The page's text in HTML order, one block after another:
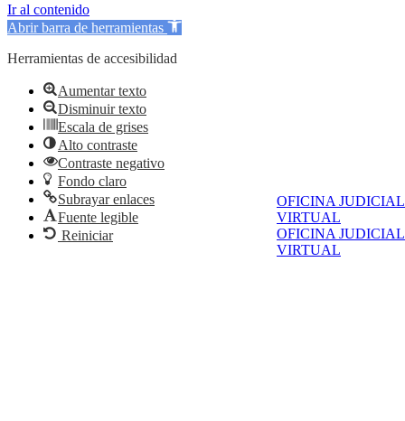
OFICINA JUDICIAL
VIRTUAL
OFICINA JUDICIAL
VIRTUAL
Ir al contenido
Abrir barra de herramientas
Herramientas de accesibilidad
Aumentar texto
Disminuir texto
Escala de grises
Alto contraste
Contraste negativo
Fondo claro
Subrayar enlaces
Fuente legible
Reiniciar